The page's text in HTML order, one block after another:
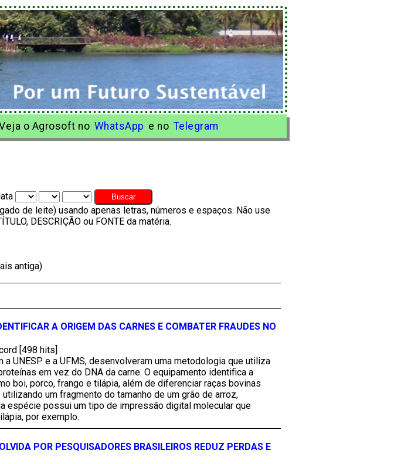
o Agrosoft no WhatsApp e no Telegram
de leite) usando apenas letras, números e espaços. Não use
DESCRIÇÃO ou FONTE da matéria.
antiga)
A ORIGEM DAS CARNES E COMBATER FRAUDES NO
[498 hits]
UNESP e a UFMS, desenvolveram uma metodologia que utiliza
em vez do DNA da carne. O equipamento identifica a
boi, porco, frango e tilápia, além de diferenciar raças bovinas
um fragmento do tamanho de um grão de arroz,
espécie possui um tipo de impressão digital molecular que
por exemplo.
POR PESQUISADORES BRASILEIROS REDUZ PERDAS E